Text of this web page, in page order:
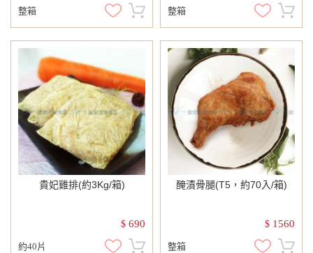
整箱 整箱
貴妃雞排(約3Kg/箱)
$ 690
約40片
醃漬骨腿(T5，約70入/箱)
$ 1560
整箱